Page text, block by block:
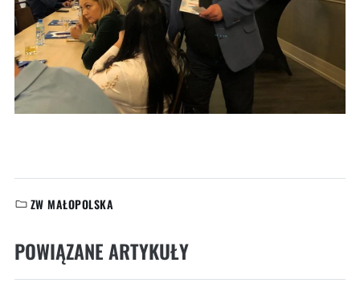
KATEGORIE:
ZW MAŁOPOLSKA
POWIĄZANE ARTYKUŁY